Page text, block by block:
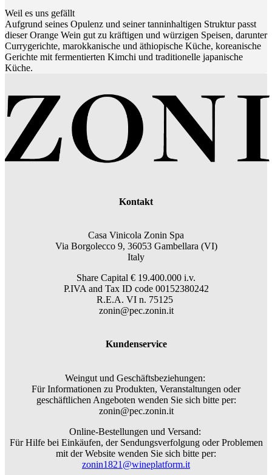
Weil es uns gefällt
Aufgrund seines Opulenz und seiner tanninhaltigen Struktur passt
dieser Orange Wein gut zu kräftigen und würzigen Speisen, darunter
Currygerichte, marokkanische und äthiopische Küche, koreanische
Gerichte mit fermentierten Kimchi und traditionelle japanische
Küche.
Kontakt
Casa Vinicola Zonin Spa
Via Borgolecco 9, 36053 Gambellara (VI)
Italy
Share Capital € 19.400.000 i.v.
P.IVA and Tax ID code 00152380242
R.E.A. VI n. 75125
zonin@pec.zonin.it
Kundenservice
Weingut und Geschäftsbeziehungen:
Für Informationen zu Produkten, Veranstaltungen oder
geschäftlichen Angeboten wenden Sie sich bitte per:
zonin@pec.zonin.it
Online-Bestellungen und Versand:
Für Hilfe bei Einkäufen, der Sendungsverfolgung oder Problemen
mit der Website wenden Sie sich bitte per:
zonin1821@wineplatform.it